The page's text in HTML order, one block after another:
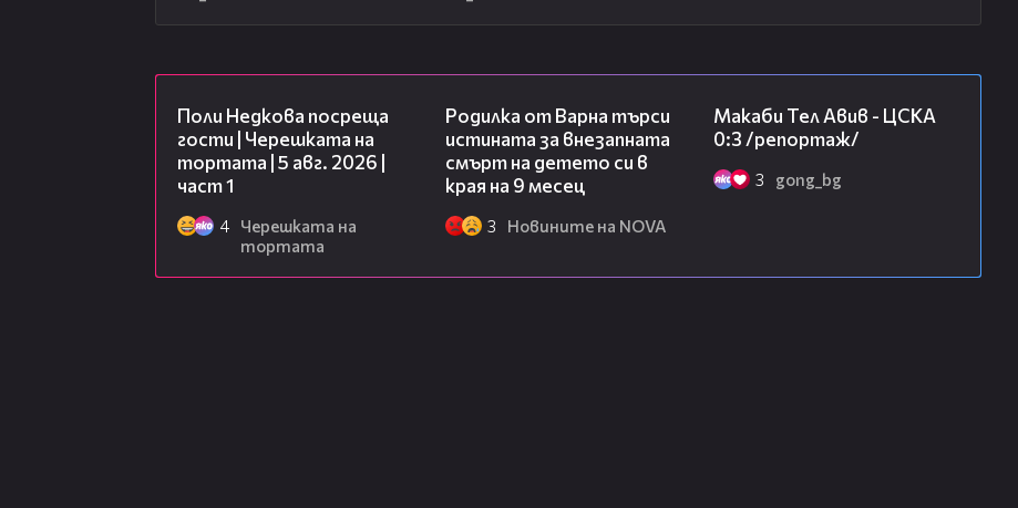
Поли Недкова посреща
гости | Черешката на
тортата | 5 авг. 2026 |
част 1
4
Черешката на
тортата
Родилка от Варна търси
истината за внезапната
смърт на детето си в
края на 9 месец
3 Новините на NOVA
Макаби Тел Авив - ЦСКА
0:3 /репортаж/
3 gong_bg